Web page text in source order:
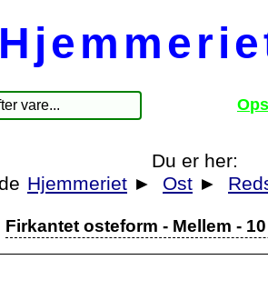
Du er her:
Hjemmeriet ► Ost ►
Firkantet osteform - Mellem -